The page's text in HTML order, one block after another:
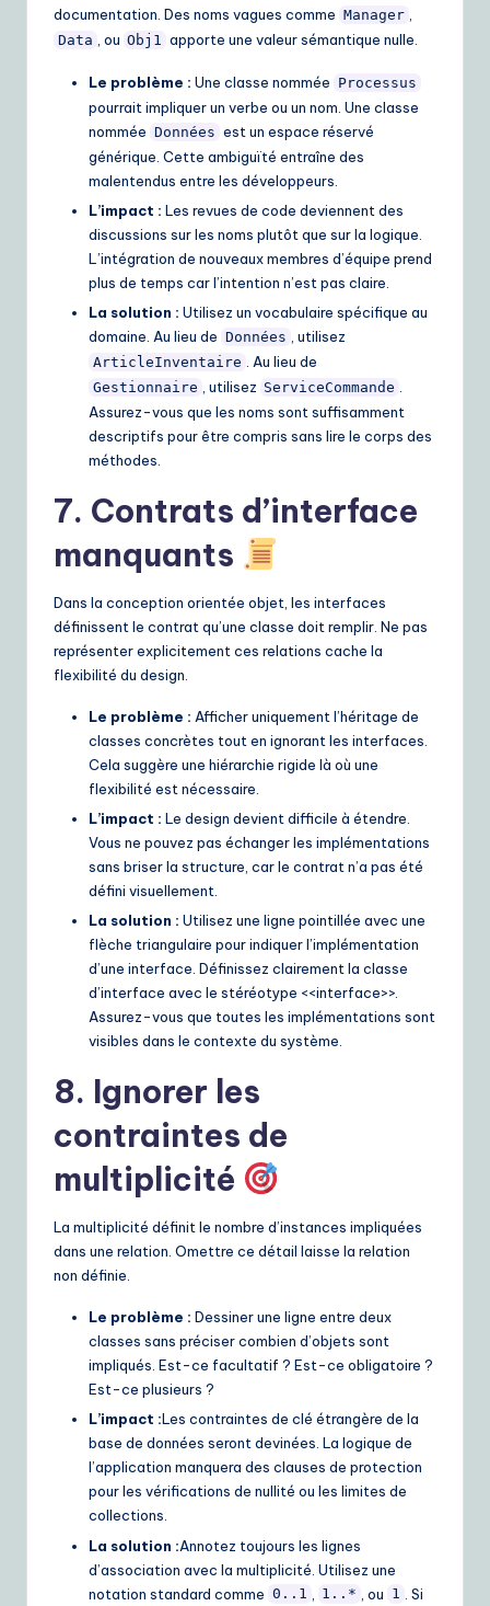
documentation. Des noms vagues comme Manager
Data , ou Obj1 apporte une valeur sémantique nulle.
Le problème : Une classe nommée Processus
pourrait impliquer un verbe ou un nom. Une classe
nommée Données est un espace réservé
générique. Cette ambiguïté entraîne des
malentendus entre les développeurs.
L’impact : Les revues de code deviennent des
discussions sur les noms plutôt que sur la logique.
L’intégration de nouveaux membres d’équipe prend
plus de temps car l’intention n’est pas claire.
La solution : Utilisez un vocabulaire spécifique au
domaine. Au lieu de Données , utilisez
ArticleInventaire . Au lieu de
Gestionnaire , utilisez ServiceCommande
Assurez-vous que les noms sont suffisamment
descriptifs pour être compris sans lire le corps des
méthodes.
7. Contrats d’interface
manquants
Dans la conception orientée objet, les interfaces
définissent le contrat qu’une classe doit remplir. Ne pas
représenter explicitement ces relations cache la
flexibilité du design.
Le problème : Afficher uniquement l’héritage de
classes concrètes tout en ignorant les interfaces.
Cela suggère une hiérarchie rigide là où une
flexibilité est nécessaire.
L’impact : Le design devient difficile à étendre.
Vous ne pouvez pas échanger les implémentations
sans briser la structure, car le contrat n’a pas été
défini visuellement.
La solution : Utilisez une ligne pointillée avec une
flèche triangulaire pour indiquer l’implémentation
d’une interface. Définissez clairement la classe
d’interface avec le stéréotype <<interface>>.
Assurez-vous que toutes les implémentations sont
visibles dans le contexte du système.
8. Ignorer les
contraintes de
multiplicité
La multiplicité définit le nombre d’instances impliquées
dans une relation. Omettre ce détail laisse la relation
non définie.
Le problème : Dessiner une ligne entre deux
classes sans préciser combien d’objets sont
impliqués. Est-ce facultatif ? Est-ce obligatoire ?
Est-ce plusieurs ?
L’impact :Les contraintes de clé étrangère de la
base de données seront devinées. La logique de
l’application manquera des clauses de protection
pour les vérifications de nullité ou les limites de
collections.
La solution :Annotez toujours les lignes
d’association avec la multiplicité. Utilisez une
notation standard comme 0..1 1..* , ou 1
. Si